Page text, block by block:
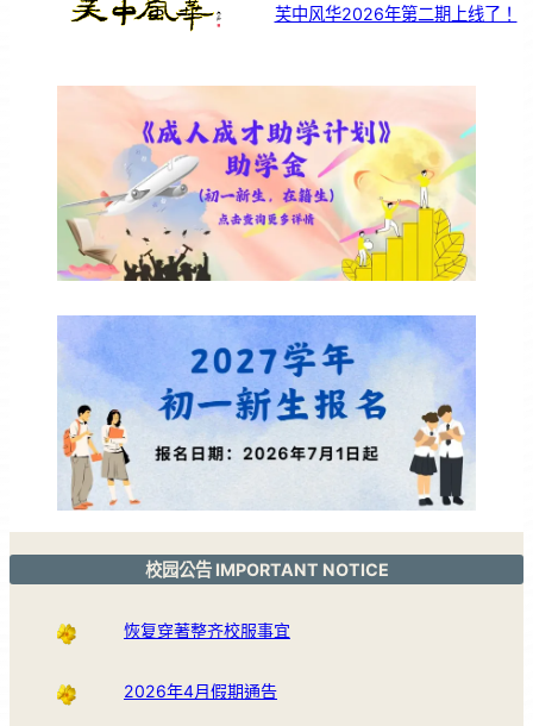
芙中风华2026年第二期上线了！
校园公告 IMPORTANT NOTICE
恢复穿著整齐校服事宜
2026年4月假期通告